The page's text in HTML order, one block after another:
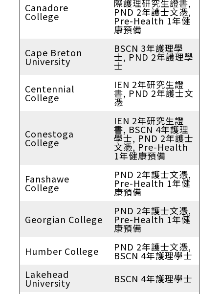
Canadore
College
際護理研究生證書,
PND 2年護士文憑,
Pre-Health 1年健
康預備
Cape Breton
University
BSCN 3年護理學
士, PND 2年護理學
士
Centennial
College
IEN 2年研究生證
書, PND 2年護士文
憑
Conestoga
College
IEN 2年研究生證
書, BSCN 4年護理
學士, PND 2年護士
文憑, Pre-Health
1年健康預備
Fanshawe
College
PND 2年護士文憑,
Pre-Health 1年健
康預備
Georgian College
PND 2年護士文憑,
Pre-Health 1年健
康預備
Humber College
PND 2年護士文憑,
BSCN 4年護理學士
Lakehead
University BSCN 4年護理學士